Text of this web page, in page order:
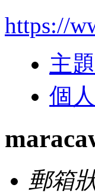
https://
主題
個
郵箱